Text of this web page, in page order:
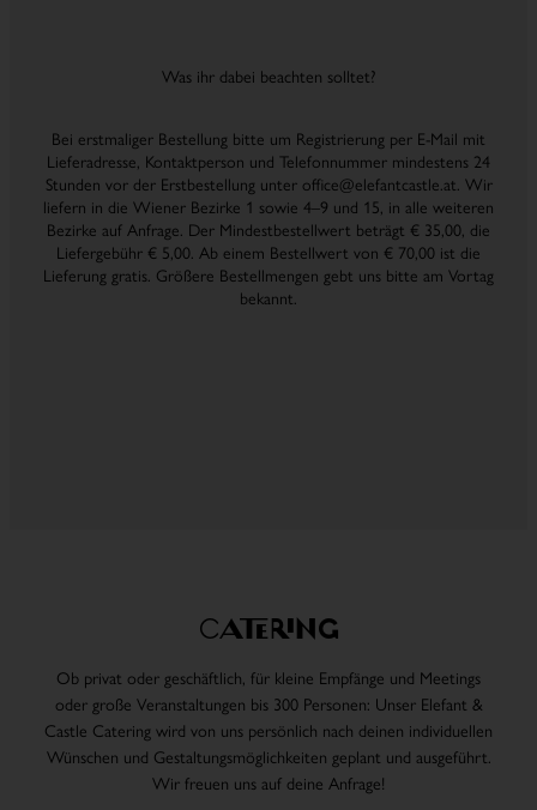
Was ihr dabei beachten solltet?
Bei erstmaliger Bestellung bitte um Registrierung per E-Mail mit
Lieferadresse, Kontaktperson und Telefonnummer mindestens 24
Stunden vor der Erstbestellung unter office@elefantcastle.at. Wir
liefern in die Wiener Bezirke 1 sowie 4–9 und 15, in alle weiteren
Bezirke auf Anfrage. Der Mindestbestellwert beträgt € 35,00, die
Liefergebühr € 5,00. Ab einem Bestellwert von € 70,00 ist die
Lieferung gratis. Größere Bestellmengen gebt uns bitte am Vortag
bekannt.
Catering
Ob privat oder geschäftlich, für kleine Empfänge und Meetings
oder große Veranstaltungen bis 300 Personen: Unser Elefant &
Castle Catering wird von uns persönlich nach deinen individuellen
Wünschen und Gestaltungsmöglichkeiten geplant und ausgeführt.
Wir freuen uns auf deine Anfrage!